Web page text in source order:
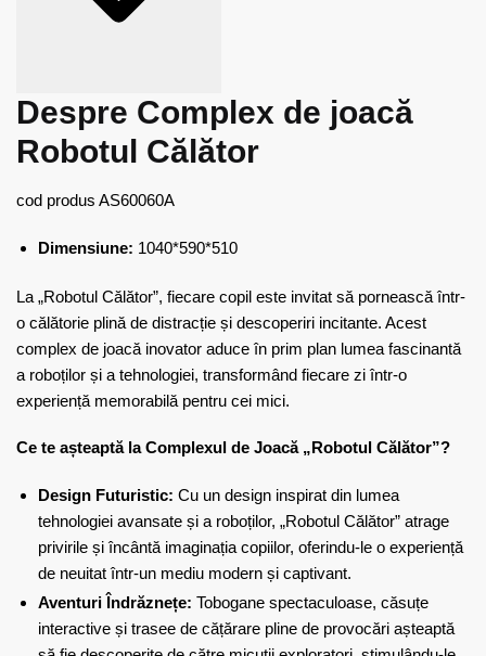
Despre Complex de joacă
Robotul Călător
cod produs AS60060A
Dimensiune: 1040*590*510
La „Robotul Călător”, fiecare copil este invitat să pornească într-
o călătorie plină de distracție și descoperiri incitante. Acest
complex de joacă inovator aduce în prim plan lumea fascinantă
a roboților și a tehnologiei, transformând fiecare zi într-o
experiență memorabilă pentru cei mici.
Ce te așteaptă la Complexul de Joacă „Robotul Călător”?
Design Futuristic: Cu un design inspirat din lumea
tehnologiei avansate și a roboților, „Robotul Călător” atrage
privirile și încântă imaginația copiilor, oferindu-le o experiență
de neuitat într-un mediu modern și captivant.
Aventuri Îndrăznețe: Tobogane spectaculoase, căsuțe
interactive și trasee de cățărare pline de provocări așteaptă